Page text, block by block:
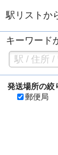
駅リストか
キーワード
発送場所の絞
郵便局